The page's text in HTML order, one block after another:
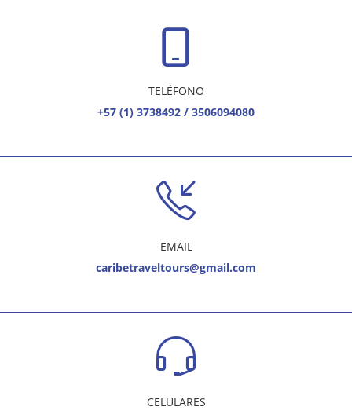
TELÉFONO
+57 (1) 3738492 / 3506094080
EMAIL
caribetraveltours@gmail.com
CELULARES